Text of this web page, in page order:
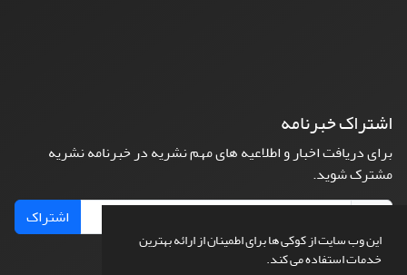
این وب سایت از کوکی ها برای اطمینان از ارائه بهترین
خدمات استفاده می کند.
اشتراک خبرنامه
برای دریافت اخبار و اطلاعیه های مهم نشریه در خبرنامه نشریه
مشترک شوید.
اشتراک